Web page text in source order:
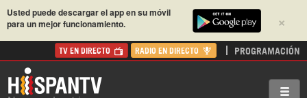
×
Usted puede descargar el app en su móvil
para un mejor funcionamiento.
TV EN DIRECTO RADIO EN DIRECTO PROGRAMACIÓN